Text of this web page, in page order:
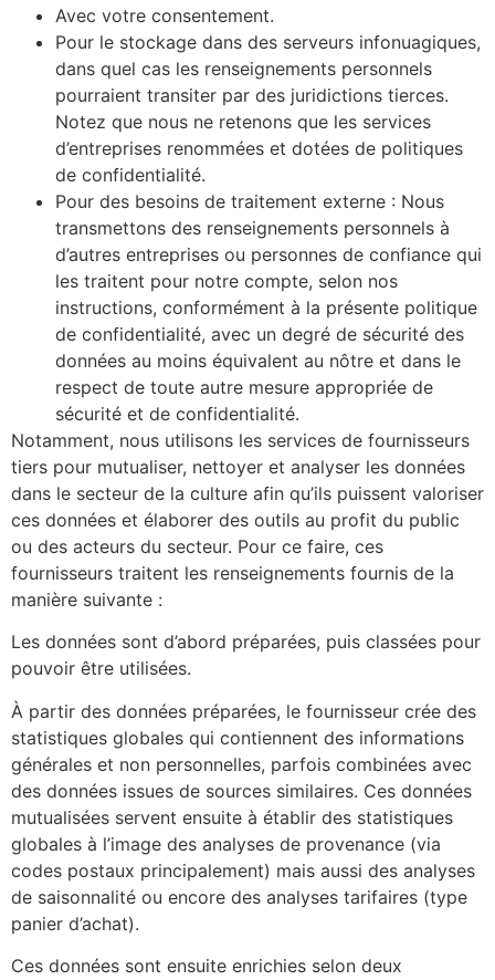
Avec votre consentement.
Pour le stockage dans des serveurs infonuagiques,
dans quel cas les renseignements personnels
pourraient transiter par des juridictions tierces.
Notez que nous ne retenons que les services
d’entreprises renommées et dotées de politiques
de confidentialité.
Pour des besoins de traitement externe : Nous
transmettons des renseignements personnels à
d’autres entreprises ou personnes de confiance qui
les traitent pour notre compte, selon nos
instructions, conformément à la présente politique
de confidentialité, avec un degré de sécurité des
données au moins équivalent au nôtre et dans le
respect de toute autre mesure appropriée de
sécurité et de confidentialité.
Notamment, nous utilisons les services de fournisseurs
tiers pour mutualiser, nettoyer et analyser les données
dans le secteur de la culture afin qu’ils puissent valoriser
ces données et élaborer des outils au profit du public
ou des acteurs du secteur. Pour ce faire, ces
fournisseurs traitent les renseignements fournis de la
manière suivante :
Les données sont d’abord préparées, puis classées pour
pouvoir être utilisées.
À partir des données préparées, le fournisseur crée des
statistiques globales qui contiennent des informations
générales et non personnelles, parfois combinées avec
des données issues de sources similaires. Ces données
mutualisées servent ensuite à établir des statistiques
globales à l’image des analyses de provenance (via
codes postaux principalement) mais aussi des analyses
de saisonnalité ou encore des analyses tarifaires (type
panier d’achat).
Ces données sont ensuite enrichies selon deux